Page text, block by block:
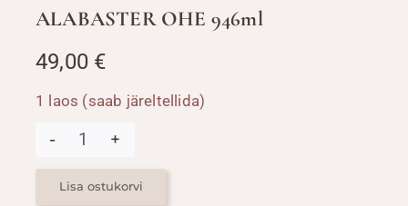
ALABASTER OHE 946ml
49,00 €
1 laos (saab järeltellida)
ALABASTER
OHE
946ml
kogus
Lisa ostukorvi